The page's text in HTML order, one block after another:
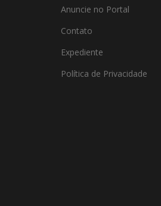
Anuncie no Portal
Contato
Expediente
Política de Privacidade